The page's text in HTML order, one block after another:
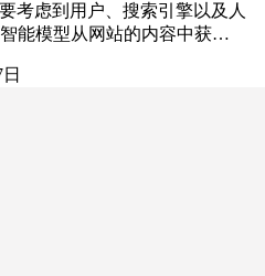
考虑到用户、搜索引擎以及人
能模型从网站的内容中获…